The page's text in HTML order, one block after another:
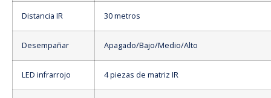
Distancia IR 30 metros
Desempañar Apagado/Bajo/Medio/Alto
LED infrarrojo 4 piezas de matriz IR